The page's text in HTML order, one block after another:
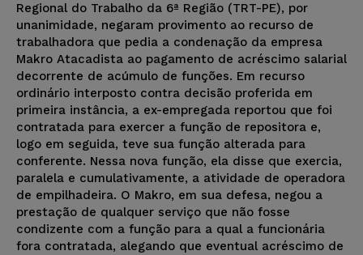
Regional do Trabalho da 6ª Região (TRT-PE), por
unanimidade, negaram provimento ao recurso de
trabalhadora que pedia a condenação da empresa
Makro Atacadista ao pagamento de acréscimo salarial
decorrente de acúmulo de funções. Em recurso
ordinário interposto contra decisão proferida em
primeira instância, a ex-empregada reportou que foi
contratada para exercer a função de repositora e,
logo em seguida, teve sua função alterada para
conferente. Nessa nova função, ela disse que exercia,
paralela e cumulativamente, a atividade de operadora
de empilhadeira. O Makro, em sua defesa, negou a
prestação de qualquer serviço que não fosse
condizente com a função para a qual a funcionária
fora contratada, alegando que eventual acréscimo de